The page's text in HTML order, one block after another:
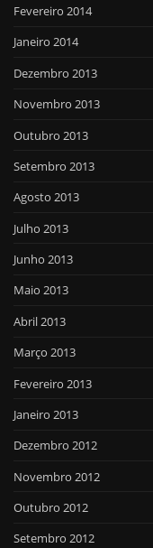
Fevereiro 2014
Janeiro 2014
Dezembro 2013
Novembro 2013
Outubro 2013
Setembro 2013
Agosto 2013
Julho 2013
Junho 2013
Maio 2013
Abril 2013
Março 2013
Fevereiro 2013
Janeiro 2013
Dezembro 2012
Novembro 2012
Outubro 2012
Setembro 2012